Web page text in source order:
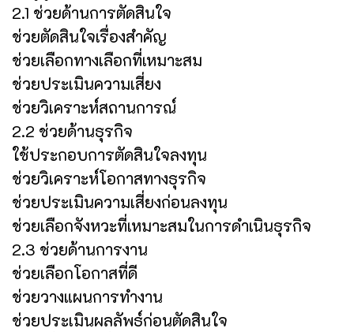
2.1 ช่วยด้านการตัดสินใจ
ช่วยตัดสินใจเรื่องสำคัญ
ช่วยเลือกทางเลือกที่เหมาะสม
ช่วยประเมินความเสี่ยง
ช่วยวิเคราะห์สถานการณ์
2.2 ช่วยด้านธุรกิจ
ใช้ประกอบการตัดสินใจลงทุน
ช่วยวิเคราะห์โอกาสทางธุรกิจ
ช่วยประเมินความเสี่ยงก่อนลงทุน
ช่วยเลือกจังหวะที่เหมาะสมในการดำเนินธุรกิจ
2.3 ช่วยด้านการงาน
ช่วยเลือกโอกาสที่ดี
ช่วยวางแผนการทำงาน
ช่วยประเมินผลลัพธ์ก่อนตัดสินใจ